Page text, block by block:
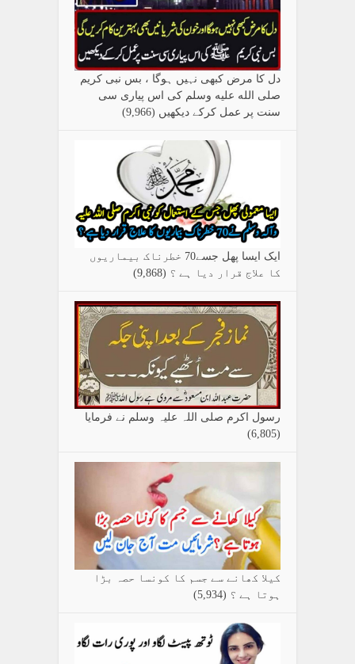
دل کا مرض کبھی نہیں ہوگا ، بس نبی کریم
صلی الله علیه وسلم کی اس پیاری سی
سنت پر عمل کرکے دیکھیں (9,966)
ایک ایسا پھل جسے70 خطرناک بیماریوں
کا علاج قرار دیا ہے ؟ (9,868)
رسول اکرم صلی اللہ علیہ وسلم نے فرمایا
(6,805)
کیلا کھانے سے جسم کا کونسا حصہ بڑا
ہوتا ہے ؟ (5,934)